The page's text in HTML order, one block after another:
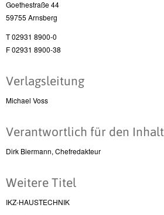
Goethestraße 44
59755 Arnsberg
T 02931 8900-0
F 02931 8900-38
Verlagsleitung
Michael Voss
Verantwortlich für den Inhalt
Dirk Biermann, Chefredakteur
Weitere Titel
IKZ-HAUSTECHNIK